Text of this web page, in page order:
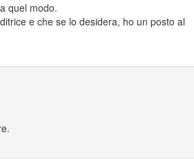
quel modo.
e che se lo desidera, ho un posto al